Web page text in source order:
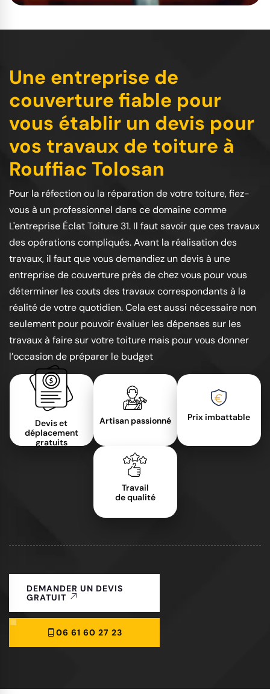
Une entreprise de
couverture fiable pour
vous établir un devis pour
vos travaux de toiture à
Rouffiac Tolosan
Pour la réfection ou la réparation de votre toiture, fiez-
vous à un professionnel dans ce domaine comme
L'entreprise Éclat Toiture 31. Il faut savoir que ces travaux
des opérations compliqués. Avant la réalisation des
travaux, il faut que vous demandiez un devis à une
entreprise de couverture près de chez vous pour vous
déterminer les couts des travaux correspondants à la
réalité de votre quotidien. Cela est aussi nécessaire non
seulement pour pouvoir évaluer les dépenses sur les
travaux à faire sur votre toiture mais pour vous donner
l’occasion de préparer le budget
Devis et
déplacement
gratuits
Artisan passionné Prix imbattable
Travail
de qualité
DEMANDER UN DEVIS
GRATUIT
06 61 60 27 23